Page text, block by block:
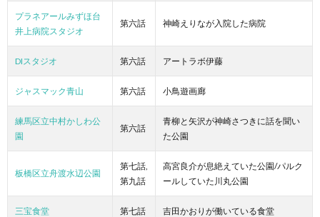
プラネアールみずほ台
井上病院スタジオ
第六話 神崎えりなが入院した病院
DIスタジオ 第六話 アートラボ伊藤
ジャスマック青山 第六話 小鳥遊画廊
練馬区立中村かしわ公
園
第六話
青柳と矢沢が神崎さつきに話を聞い
た公園
板橋区立舟渡水辺公園
第七話,
第九話
高宮良介が息絶えていた公園/パルク
ールしていた川丸公園
三宝食堂 第七話 吉田かおりが働いている食堂